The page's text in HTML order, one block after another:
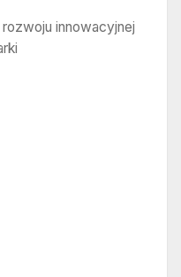
innowacyjnej